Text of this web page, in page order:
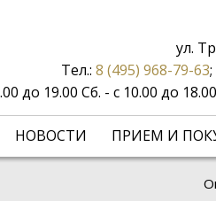
НОВОСТИ ПРИЕМ И
ул.
Тел.: 8 (495) 968-79-63;
до 19.00 Сб. - с 10.00 до